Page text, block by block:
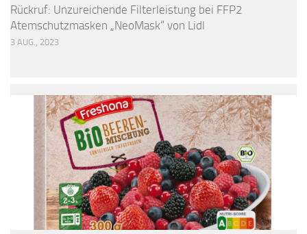
Rückruf: Unzureichende Filterleistung bei FFP2
Atemschutzmasken „NeoMask“ von Lidl
3 AUG., 2023